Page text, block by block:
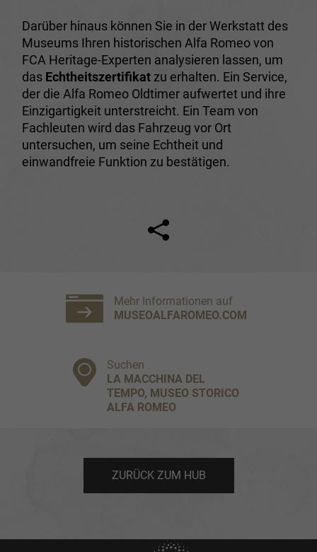
Darüber hinaus können Sie in der Werkstatt des
Museums Ihren historischen Alfa Romeo von
FCA Heritage-Experten analysieren lassen, um
das Echtheitszertifikat zu erhalten. Ein Service,
der die Alfa Romeo Oldtimer aufwertet und ihre
Einzigartigkeit unterstreicht. Ein Team von
Fachleuten wird das Fahrzeug vor Ort
untersuchen, um seine Echtheit und
einwandfreie Funktion zu bestätigen.
Facebook Twitter
Suchen
LA MACCHINA DEL
TEMPO, MUSEO STORICO
ALFA ROMEO
Mehr Informationen auf
MUSEOALFAROMEO.COM
ZURÜCK ZUM HUB